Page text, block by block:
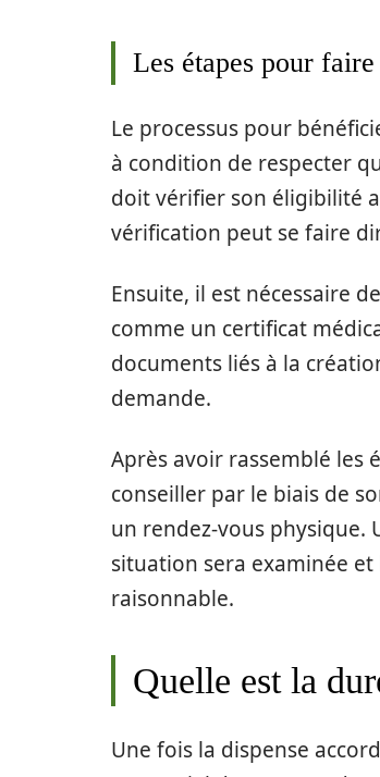
Les étapes pour
Le processus pour
à condition de respecter
doit vérifier son éligibilité
vérification peut se faire
Ensuite, il est nécessaire
comme un certificat
documents liés à la
demande.
Après avoir rassemblé les
conseiller par le biais de
un rendez-vous physique.
situation sera examinée
raisonnable.
Quelle est la
Une fois la dispense